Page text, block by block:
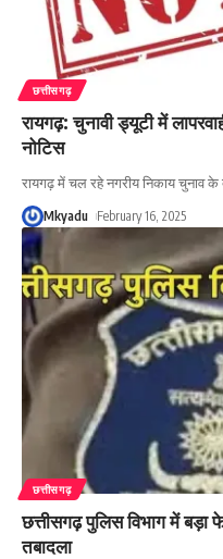
छत्तीसगढ़
रायगढ़: चुनावी ड्यूटी में
नोटिस
रायगढ़ में चल रहे नगरीय निकाय चुनाव के
Mkyadu February 16, 2025
छत्तीसगढ़
छत्तीसगढ़ पुलिस विभाग में
तबादला